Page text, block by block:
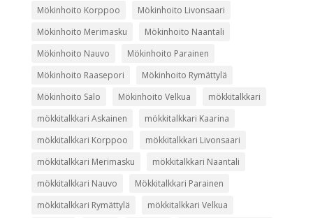
Mökinhoito Korppoo
Mökinhoito Livonsaari
Mökinhoito Merimasku
Mökinhoito Naantali
Mökinhoito Nauvo
Mökinhoito Parainen
Mökinhoito Raasepori
Mökinhoito Rymättylä
Mökinhoito Salo
Mökinhoito Velkua
mökkitalkkari
mökkitalkkari Askainen
mökkitalkkari Kaarina
mökkitalkkari Korppoo
mökkitalkkari Livonsaari
mökkitalkkari Merimasku
mökkitalkkari Naantali
mökkitalkkari Nauvo
Mökkitalkkari Parainen
mökkitalkkari Rymättylä
mökkitalkkari Velkua